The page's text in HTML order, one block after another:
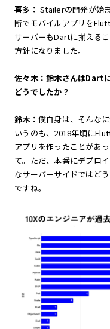
喜多： Stailerの開発が始
断でモバイルアプリを
サーバーもDartに揃える
方針になりました。
佐々木：鈴木さんはDart
どうでしたか？
鈴木： 僕自身は、そんな
いうのも、2018年頃に
アプリを作ったことがあ
て。ただ、本番にデプロ
なサーバーサイドではど
ですね。